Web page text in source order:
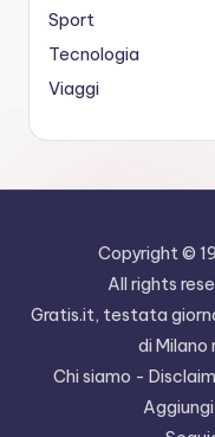
Sport
Tecnologia
Viaggi
Copyright ©
All rights
Gratis.it, testata
di
Chi siamo -
Aggiungi